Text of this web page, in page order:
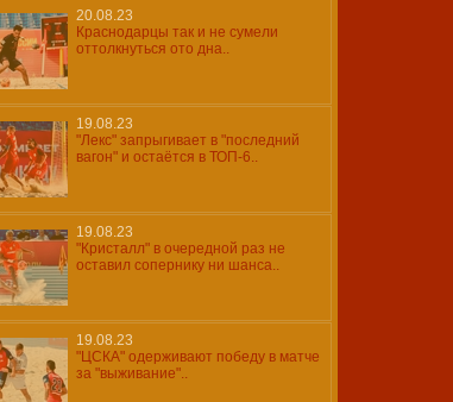
20.08.23
Краснодарцы так и не сумели
оттолкнуться ото дна..
19.08.23
"Лекс" запрыгивает в "последний
вагон" и остаётся в ТОП-6..
19.08.23
"Кристалл" в очередной раз не
оставил сопернику ни шанса..
19.08.23
"ЦСКА" одерживают победу в матче
за "выживание"..